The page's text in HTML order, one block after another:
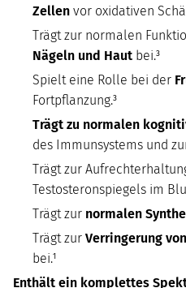
Zellen vor oxidativen
Trägt zur normalen
Nägeln und Haut bei.³
Spielt eine Rolle bei der
Fortpflanzung.³
Trägt zu normalen
des Immunsystems und
Trägt zur
Testosteronspiegels im
Trägt zur normalen
Trägt zur Verringerung
bei.¹
Enthält ein komplettes